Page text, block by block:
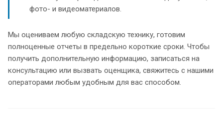
фото- и видеоматериалов.
Мы оцениваем любую складскую технику, готовим
полноценные отчеты в предельно короткие сроки. Чтобы
получить дополнительную информацию, записаться на
консультацию или вызвать оценщика, свяжитесь с нашими
операторами любым удобным для вас способом.